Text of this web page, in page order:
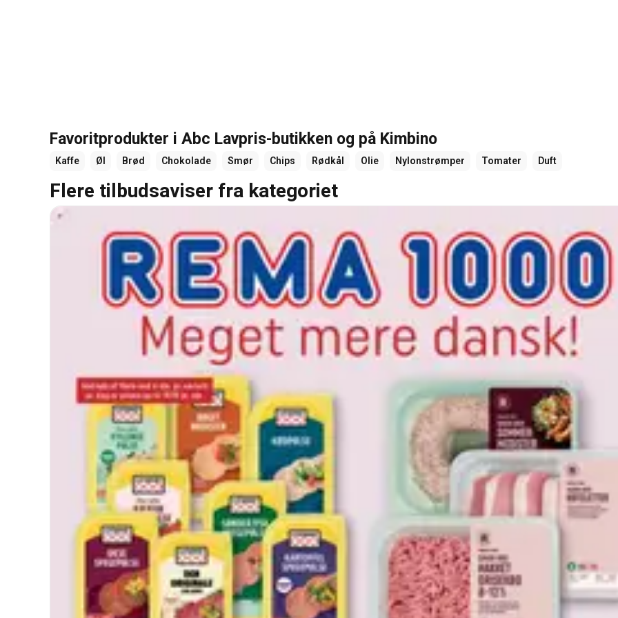
Favoritprodukter i Abc Lavpris-butikken og på Kimbino
Kaffe Øl Brød Chokolade Smør Chips Rødkål Olie Nylonstrømper Tomater Duft
Flere tilbudsaviser fra kategoriet